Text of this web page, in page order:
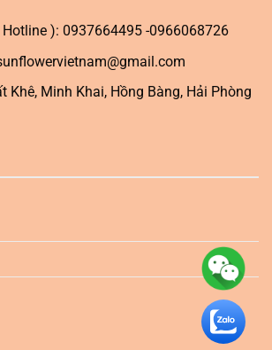
): 0937664495 -0966068726
Khê, Minh Khai, Hồng Bàng, Hải Phòng